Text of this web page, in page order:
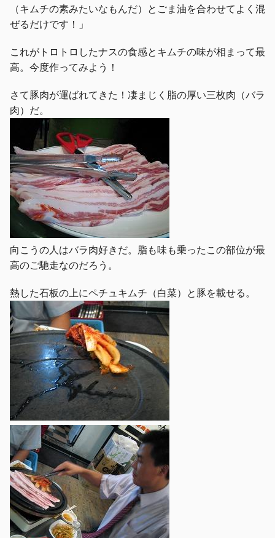
（キムチの素みたいなもんだ）とごま油を合わせてよく混
ぜるだけです！」
これがトロトロしたナスの食感とキムチの味が相まって最
高。今度作ってみよう！
さて豚肉が運ばれてきた！凄まじく脂の厚い三枚肉（バラ
肉）だ。
向こうの人はバラ肉好きだ。脂も味も乗ったこの部位が最
高のご馳走なのだろう。
熱した石板の上にペチュキムチ（白菜）と豚を載せる。